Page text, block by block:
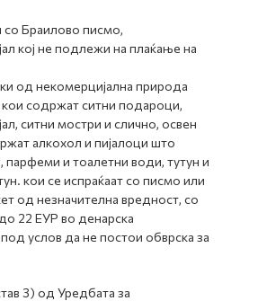
со Браилово писмо,
кој не подлежи на плаќање на
од некомерцијална природа
кои содржат ситни подароци,
ситни мостри и слично, освен
алкохол и пијалоци што
и тоалетни води, тутун и
кои се испраќаат со писмо или
од незначителна вредност, со
22 ЕУР во денарска
услов да не постои обврска за
3) од Уредбата за